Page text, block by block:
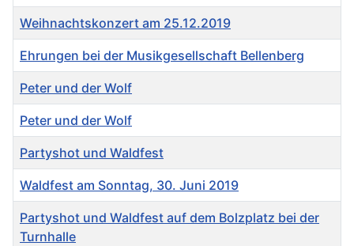
Weihnachtskonzert am 25.12.2019
Ehrungen bei der Musikgesellschaft Bellenberg
Peter und der Wolf
Peter und der Wolf
Partyshot und Waldfest
Waldfest am Sonntag, 30. Juni 2019
Partyshot und Waldfest auf dem Bolzplatz bei der
Turnhalle